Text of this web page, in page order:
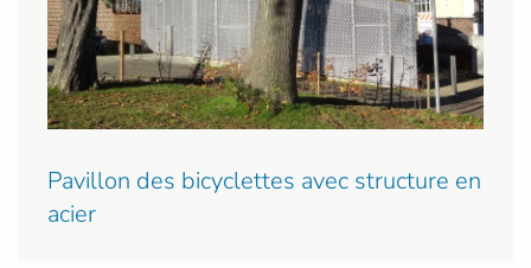
Pavillon des bicyclettes avec structure en
acier